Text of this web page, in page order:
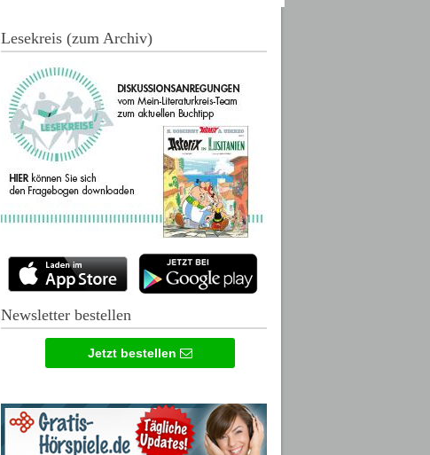
Lesekreis (zum Archiv)
Newsletter bestellen
Jetzt bestellen